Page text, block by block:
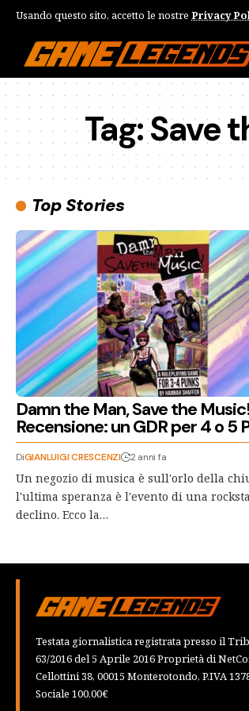
Usando questo sito, accetto le nostre Privacy
Tag:Save
Top Stories
Damn the Man, Save the
Recensione: un GDR per 4 o 5
DiGIANLUIGI CRESCENZI 2 anni fa
Un negozio di musica è sull'orlo della
l'ultima speranza è l'evento di una
declino. Ecco la…
Testata giornalistica registrata presso il
63/2016 del 5 Aprile 2016 Proprietà di
Cellottini 38, 00015 Monterotondo, P.IVA
Sociale 100,00€